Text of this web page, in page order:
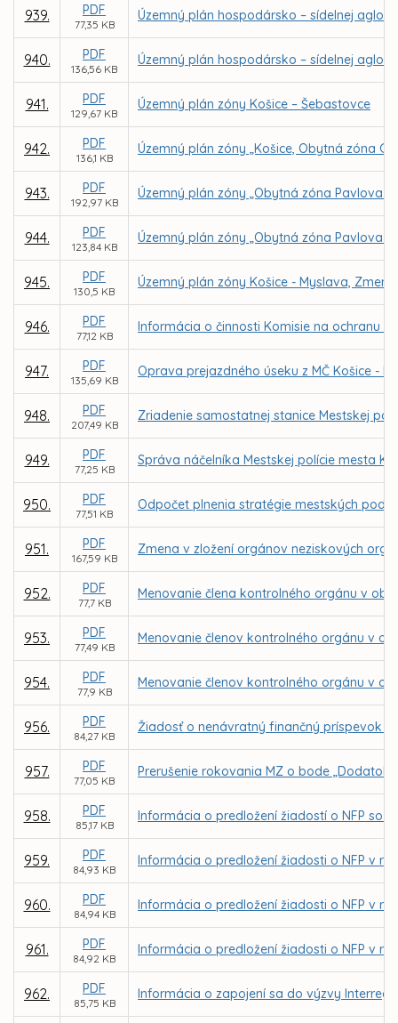
939. PDF
77,35 KB
Územný plán hospodársko – sídelnej
940. PDF
136,56 KB
Územný plán hospodársko – sídelnej
941. PDF
129,67 KB
Územný plán zóny Košice – Šebastovce
942. PDF
136,1 KB
Územný plán zóny „Košice, Obytná zóna
943. PDF
192,97 KB
Územný plán zóny „Obytná zóna Pavlova
944. PDF
123,84 KB
Územný plán zóny „Obytná zóna Pavlova
945. PDF
130,5 KB
Územný plán zóny Košice - Myslava,
946. PDF
77,12 KB
Informácia o činnosti Komisie na ochranu
947. PDF
135,69 KB
Oprava prejazdného úseku z MČ Košice -
948. PDF
207,49 KB
Zriadenie samostatnej stanice Mestskej
949. PDF
77,25 KB
Správa náčelníka Mestskej polície mesta
950. PDF
77,51 KB
Odpočet plnenia stratégie mestských
951. PDF
167,59 KB
Zmena v zložení orgánov neziskových
952. PDF
77,7 KB
Menovanie člena kontrolného orgánu v
953. PDF
77,49 KB
Menovanie členov kontrolného orgánu v
954. PDF
77,9 KB
Menovanie členov kontrolného orgánu v
956. PDF
84,27 KB
Žiadosť o nenávratný finančný príspevok
957. PDF
77,05 KB
Prerušenie rokovania MZ o bode „Dodatok
958. PDF
85,17 KB
Informácia o predložení žiadostí o NFP so
959. PDF
84,93 KB
Informácia o predložení žiadosti o NFP v
960. PDF
84,94 KB
Informácia o predložení žiadosti o NFP v
961. PDF
84,92 KB
Informácia o predložení žiadosti o NFP v
962. PDF
85,75 KB
Informácia o zapojení sa do výzvy Interreg